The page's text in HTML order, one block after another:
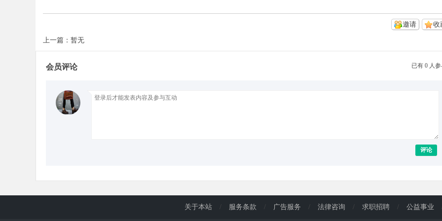
收
邀请
上一篇：暂无
已有 0 人
会员评论
评论
关于本站 / 服务条款 / 广告服务 / 法律咨询 / 求职招聘 / 公益事业